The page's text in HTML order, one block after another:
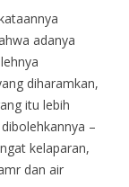
adanya
diharamkan,
itu lebih
–
kelaparan,
dan air